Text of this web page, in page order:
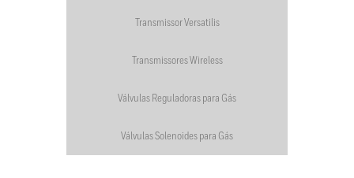
Transmissor Versatilis
Transmissores Wireless
Válvulas Reguladoras para Gás
Válvulas Solenoides para Gás